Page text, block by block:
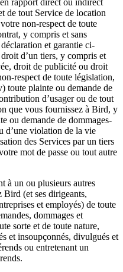
de tout Service de location
non-respect de toute
y compris et sans
et garantie ci-
d’un tiers, y compris et
droit de publicité ou droit
respect de toute législation,
toute plainte ou demande de
d’usager ou de tout
que vous fournissez à Bird, y
ou demande de dommages-
d’une violation de la vie
des Services par un tiers
mot de passe ou tout autre
à un ou plusieurs autres
Bird (et ses dirigeants,
et employés) de toute
dommages et
sorte et de toute nature,
et insoupçonnés, divulgués et
ou entretenant un